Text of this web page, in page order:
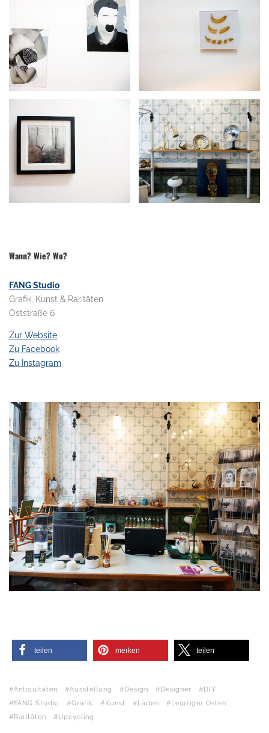
Wann? Wie? Wo?
FANG Studio
Grafik, Kunst & Raritäten
Oststraße 6
Zur Website
Zu Facebook
Zu Instagram
teilen merken teilen
Antiquitäten Ausstellung Design Designer
DIY
FANG Studio
Grafik Kunst Läden
Leipziger Osten
Raritäten
Upcycling